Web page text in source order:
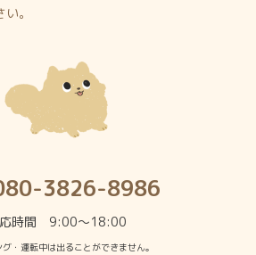
。
3826-8986
時間 9:00〜18:00
・運転中は出ることができません。